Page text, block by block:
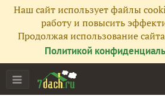
Наш сайт использует файлы
работу и повысить
Продолжая использование
Политикой
Все публикации
Сейчас обсуждают